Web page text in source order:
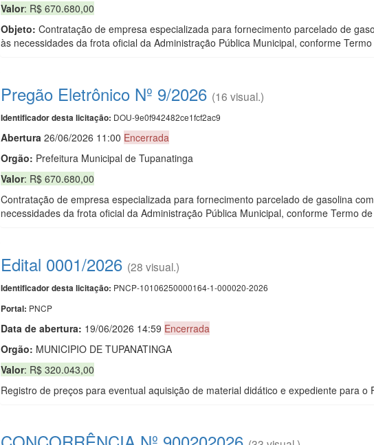
Valor: R$ 670.680,00
Objeto: Contratação de empresa especializada para fornecimento parcelado de
às necessidades da frota oficial da Administração Pública Municipal, conforme
Pregão Eletrônico Nº 9/2026 (16 visual.)
Identificador desta licitação: DOU-9e0f942482ce1fcf2ac9
Abertura 26/06/2026 11:00 Encerrada
Orgão: Prefeitura Municipal de Tupanatinga
Valor: R$ 670.680,00
Contratação de empresa especializada para fornecimento parcelado de gasolina
necessidades da frota oficial da Administração Pública Municipal, conforme Termo
Edital 0001/2026 (28 visual.)
Identificador desta licitação: PNCP-10106250000164-1-000020-2026
Portal: PNCP
Data de abertura: 19/06/2026 14:59 Encerrada
Orgão: MUNICIPIO DE TUPANATINGA
Valor: R$ 320.043,00
Registro de preços para eventual aquisição de material didático e expediente para